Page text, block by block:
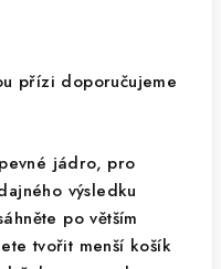
přízi doporučujeme
jádro, pro
výsledku
po větším
tvořit menší košík